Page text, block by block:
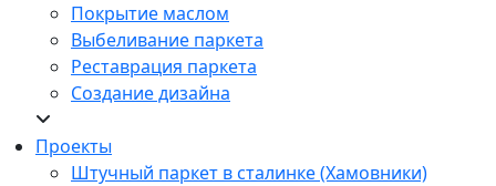
Покрытие маслом
Выбеливание паркета
Реставрация паркета
Создание дизайна
Проекты
Штучный паркет в сталинке (Хамовники)